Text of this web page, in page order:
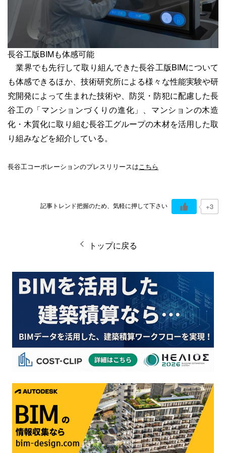
長谷工版BIMも体感可能
業界でも先行して取り組んできた長谷工版BIMについて
も体感できるほか、技術研究所による様々な性能実験や研
究開発によって生まれた技術や、防災・防犯に配慮した長
谷工の「マンションづくりの進化」、マンションの木造
化・木質化に取り組む長谷工グループの木材を活用した取
り組みなどを紹介している。
長谷工コーポレーションのプレスリリースはこちら
記事トレンド把握のため、気軽に押して下さい +3
トップに戻る